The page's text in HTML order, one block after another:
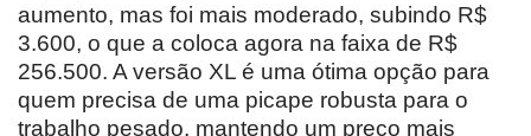
aumento, mas foi mais moderado, subindo R$
3.600, o que a coloca agora na faixa de R$
256.500. A versão XL é uma ótima opção para
quem precisa de uma picape robusta para o
trabalho pesado, mantendo um preço mais